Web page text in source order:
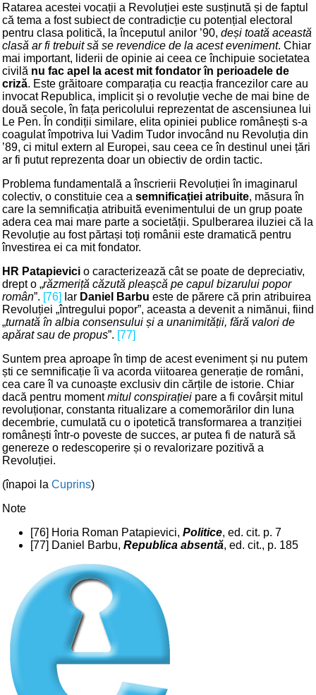
Ratarea acestei vocații a Revoluției este susținută și de faptul
că tema a fost subiect de contradicție cu potențial electoral
pentru clasa politică, la începutul anilor ’90, deși toată această
clasă ar fi trebuit să se revendice de la acest eveniment. Chiar
mai important, liderii de opinie ai ceea ce închipuie societatea
civilă nu fac apel la acest mit fondator în perioadele de
criză. Este grăitoare comparația cu reacția francezilor care au
invocat Republica, implicit și o revoluție veche de mai bine de
două secole, în fața pericolului reprezentat de ascensiunea lui
Le Pen. În condiții similare, elita opiniei publice românești s-a
coagulat împotriva lui Vadim Tudor invocând nu Revoluția din
’89, ci mitul extern al Europei, sau ceea ce în destinul unei țări
ar fi putut reprezenta doar un obiectiv de ordin tactic.
Problema fundamentală a înscrierii Revoluției în imaginarul
colectiv, o constituie cea a semnificației atribuite, măsura în
care la semnificația atribuită evenimentului de un grup poate
adera cea mai mare parte a societății. Spulberarea iluziei că la
Revoluție au fost părtași toți românii este dramatică pentru
învestirea ei ca mit fondator.
HR Patapievici o caracterizează cât se poate de depreciativ,
drept o „răzmeriță căzută pleașcă pe capul bizarului popor
român”. [76] Iar Daniel Barbu este de părere că prin atribuirea
Revoluției „întregului popor”, aceasta a devenit a nimănui, fiind
„turnată în albia consensului și a unanimității, fără valori de
apărat sau de propus”. [77]
Suntem prea aproape în timp de acest eveniment și nu putem
ști ce semnificație îi va acorda viitoarea generație de români,
cea care îl va cunoaște exclusiv din cărțile de istorie. Chiar
dacă pentru momentmitul conspirației pare a fi covârșit mitul
revoluționar, constanta ritualizare a comemorărilor din luna
decembrie, cumulată cu o ipotetică transformarea a tranziției
românești într-o poveste de succes, ar putea fi de natură să
genereze o redescoperire și o revalorizare pozitivă a
Revoluției.
(înapoi la Cuprins)
Note
[76] Horia Roman Patapievici, Politice, ed. cit. p. 7
[77] Daniel Barbu, Republica absentă, ed. cit., p. 185